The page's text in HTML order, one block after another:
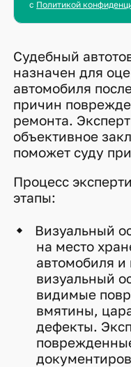
с Политикой
Судебный
назначен для
автомобиля
причин
ремонта.
объективное
поможет суду
Процесс
этапы:
Визуальный
на место
автомобиля и
визуальный
видимые
вмятины,
дефекты.